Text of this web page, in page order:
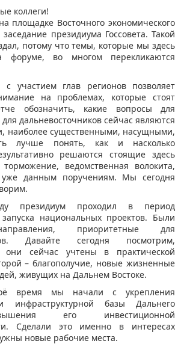
коллеги!
площадке Восточного экономического
президиума Госсовета. Такой
потому что темы, которые мы здесь
во многом перекликаются
с участием глав регионов позволяет
на проблемах, которые стоят
обозначить, какие вопросы для
дальневосточников сейчас являются
наиболее существенными, насущными,
лучше понять, как и насколько
решаются стоящие здесь
ведомственная волокита,
данным поручениям. Мы сегодня
президиум проходил в период
национальных проектов. Были
приоритетные для
Давайте сегодня посмотрим,
они сейчас учтены в практической
– благополучие, новые жизненные
живущих на Дальнем Востоке.
время мы начали с укрепления
инфраструктурной базы Дальнего
его инвестиционной
Сделали это именно в интересах
новые рабочие места.